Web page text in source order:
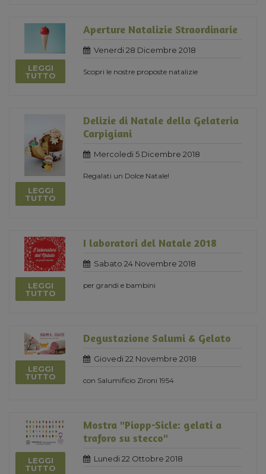
LEGGI
TUTTO
Aperture Natalizie Straordinarie
Venerdi 28 Dicembre 2018
Scopri le nostre proposte natalizie
LEGGI
TUTTO
Delizie di Natale della Gelateria
Carpigiani
Mercoledi 5 Dicembre 2018
Regalati un Dolce Natale!
LEGGI
TUTTO
I laboratori del Natale 2018
Sabato 24 Novembre 2018
per grandi e bambini
LEGGI
TUTTO
Degustazione Salumi & Gelato
Giovedi 22 Novembre 2018
con Salumificio Zironi 1954
LEGGI
TUTTO
Mostra "Piopp-Sicle: gelati a
traforo su stecco"
Lunedi 22 Ottobre 2018